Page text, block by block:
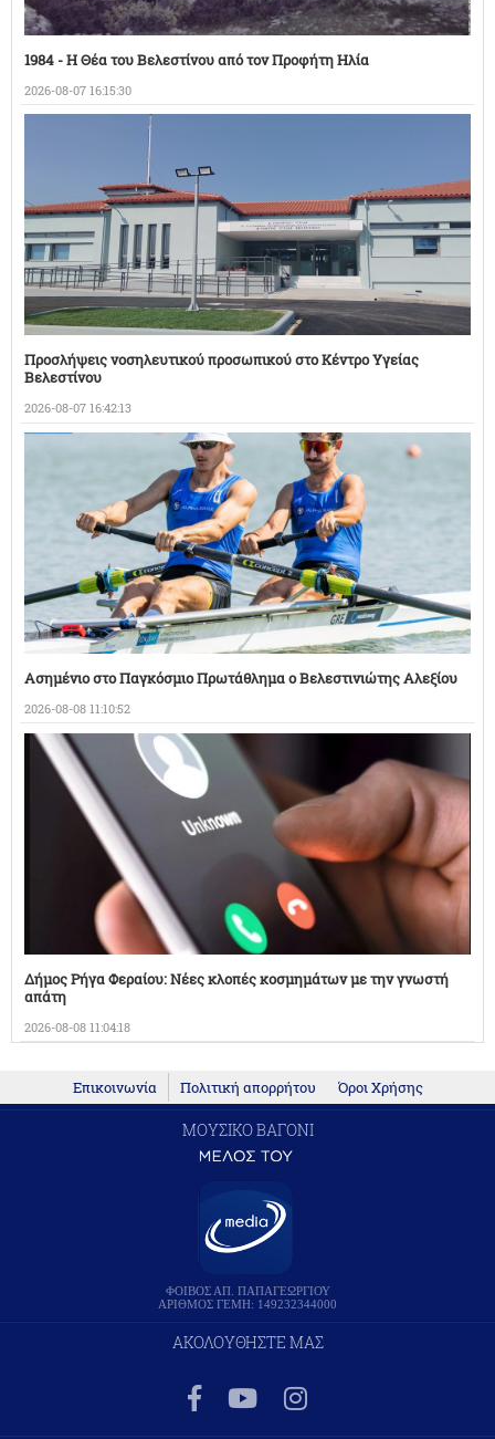
1984 - Η Θέα του Βελεστίνου από τον Προφήτη Ηλία
2026-08-07 16:15:30
Προσλήψεις νοσηλευτικού προσωπικού στο Κέντρο Υγείας
Βελεστίνου
2026-08-07 16:42:13
Ασημένιο στο Παγκόσμιο Πρωτάθλημα ο Βελεστινιώτης Αλεξίου
2026-08-08 11:10:52
Δήμος Ρήγα Φεραίου: Νέες κλοπές κοσμημάτων με την γνωστή
απάτη
2026-08-08 11:04:18
Επικοινωνία Πολιτική απορρήτου Όροι Χρήσης
ΜΟΥΣΙΚΟ ΒΑΓΟΝΙ
ΦΟΙΒΟΣ ΑΠ. ΠΑΠΑΓΕΩΡΓΙΟΥ
ΑΡΙΘΜΟΣ ΓΕΜΗ: 149232344000
ΑΚΟΛΟΥΘΗΣΤΕ ΜΑΣ